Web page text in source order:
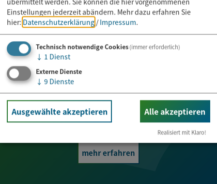
Amtliche
Bekanntmachungen
mehr erfahren
Einstellungen jederzeit abändern. Mehr dazu erfahren Sie
hier: Datenschutzerklärung / Impressum.
Technisch notwendige Cookies(immer erforderlich)
↓ 1 Dienst
Externe Dienste
↓ 9 Dienste
Ausgewählte akzeptieren Alle akzeptieren
Realisiert mit Klaro!